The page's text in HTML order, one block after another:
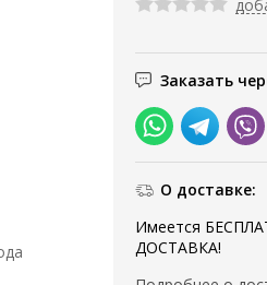
Заказать
О доставке:
Имеется
ДОСТАВКА!